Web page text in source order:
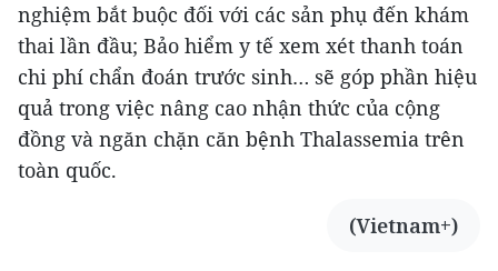
nghiệm bắt buộc đối với các sản phụ đến khám
thai lần đầu; Bảo hiểm y tế xem xét thanh toán
chi phí chẩn đoán trước sinh… sẽ góp phần hiệu
quả trong việc nâng cao nhận thức của cộng
đồng và ngăn chặn căn bệnh Thalassemia trên
toàn quốc.
(Vietnam+)